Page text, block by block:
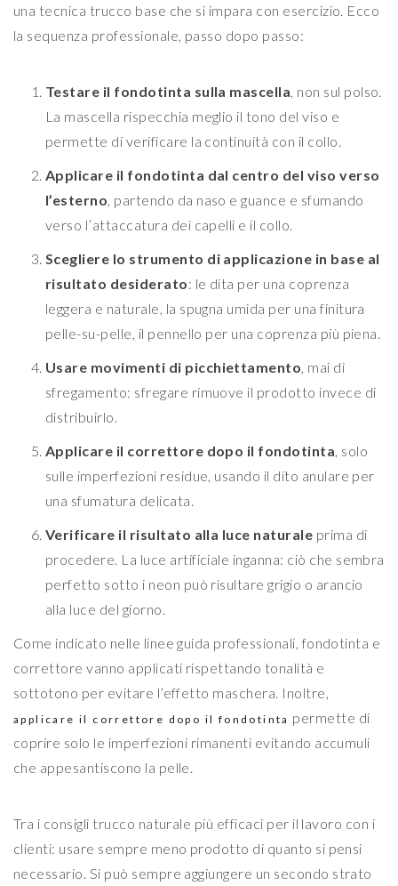
una tecnica trucco base che si impara con esercizio. Ecco
la sequenza professionale, passo dopo passo:
Testare il fondotinta sulla mascella, non sul polso.
La mascella rispecchia meglio il tono del viso e
permette di verificare la continuità con il collo.
Applicare il fondotinta dal centro del viso verso
l’esterno, partendo da naso e guance e sfumando
verso l’attaccatura dei capelli e il collo.
Scegliere lo strumento di applicazione in base al
risultato desiderato: le dita per una coprenza
leggera e naturale, la spugna umida per una finitura
pelle-su-pelle, il pennello per una coprenza più piena.
Usare movimenti di picchiettamento, mai di
sfregamento: sfregare rimuove il prodotto invece di
distribuirlo.
Applicare il correttore dopo il fondotinta, solo
sulle imperfezioni residue, usando il dito anulare per
una sfumatura delicata.
Verificare il risultato alla luce naturale prima di
procedere. La luce artificiale inganna: ciò che sembra
perfetto sotto i neon può risultare grigio o arancio
alla luce del giorno.
Come indicato nelle linee guida professionali, fondotinta e
correttore vanno applicati rispettando tonalità e
sottotono per evitare l’effetto maschera. Inoltre,
applicare il correttore dopo il fondotinta permette di
coprire solo le imperfezioni rimanenti evitando accumuli
che appesantiscono la pelle.
Tra i consigli trucco naturale più efficaci per il lavoro con i
clienti: usare sempre meno prodotto di quanto si pensi
necessario. Si può sempre aggiungere un secondo strato